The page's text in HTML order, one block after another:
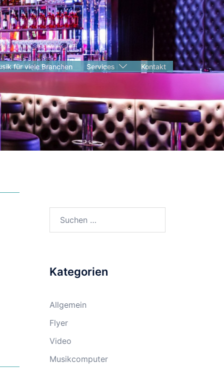
für viele Branchen Services Kontakt
Kategorien
Allgemein
Flyer
Video
Musikcomputer